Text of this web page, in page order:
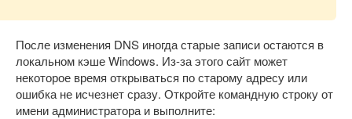
После изменения DNS иногда старые записи остаются в
локальном кэше Windows. Из-за этого сайт может
некоторое время открываться по старому адресу или
ошибка не исчезнет сразу. Откройте командную строку от
имени администратора и выполните: